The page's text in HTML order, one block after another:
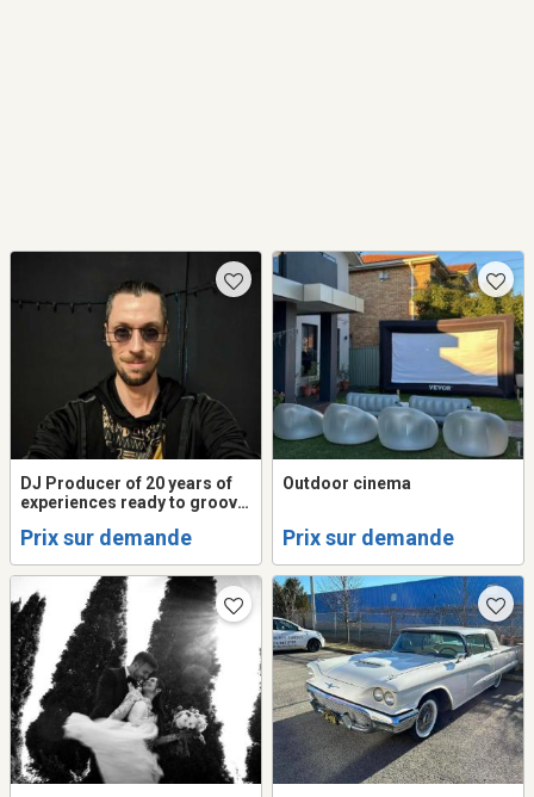
DJ Producer of 20 years of
experiences ready to groove
wedding.
Prix sur demande
Outdoor cinema
Prix sur demande